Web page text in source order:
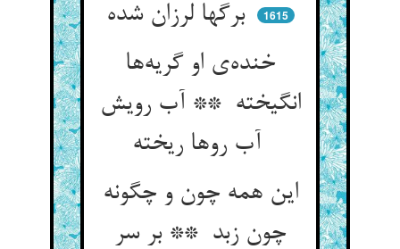
برگها لرزان شده
1615
خنده‌ی او گریه‌ها
انگیخته ** آب رویش
این همه چون و چگونه
چون زبد ** بر سر